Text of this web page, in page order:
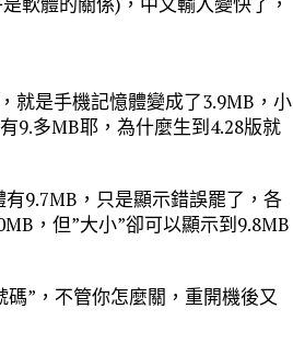
就是手機記憶體變成了3.9MB，小
9.多MB耶，為什麼生到4.28版就
9.7MB，只是顯示錯誤罷了，各
，但”大小”卻可以顯示到9.8MB
”，不管你怎麼關，重開機後又